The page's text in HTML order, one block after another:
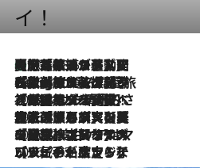
イ！
2026.8.5
【厳選旅コスメ】国内をあちこち移動する河井菜摘が選んだ夏旅ベストコスメ発表！「リラックスアイテムはマスト」【Mサイズジップ】
2026.8.4
【厳選旅コスメ】「紫外線＆乾燥対策しながらメイク感も！」ヘア＆メイクGeorgeが選んだ夏旅ベストコスメを発表！【Mサイズジップ】
2026.8.3
【厳選旅コスメ】「保湿もタイパ重視！」“サウナ好き”タレント清水みさとが愛用する夏旅ベストコスメを発表！【Mサイズジップ】
2026.8.2
【厳選旅コスメ】美容家・瀬戸麻実の夏旅ベストコスメを発表！「ストレスなく使えるクレンジング＆洗顔は必須」【Mサイズジップ】
2026.8.1
【厳選旅コスメ】「UV＆美白ケアはマスト！」フリーアナウンサー宇賀なつみの夏旅ベストコスメを発表！【Mサイズジップ】
2026.7.23
【リピート確定！】ハワイの名店ランチプレートとサンドイッチ、手が止まらない人気ドーナツ